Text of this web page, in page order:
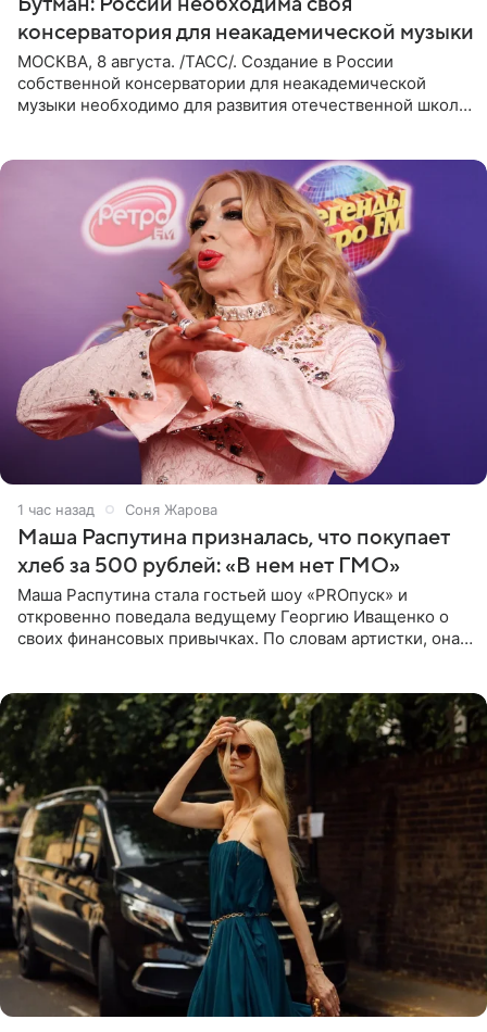
консерватория для неакадемической музыки
МОСКВА, 8 августа. /ТАСС/. Создание в России
собственной консерватории для неакадемической
музыки необходимо для развития отечественной школы
1 час назад Соня Жарова
Маша Распутина призналась, что покупает
хлеб за 500 рублей: «В нем нет ГМО»
Маша Распутина стала гостьей шоу «PROпуск» и
откровенно поведала ведущему Георгию Иващенко о
своих финансовых привычках. По словам артистки, она